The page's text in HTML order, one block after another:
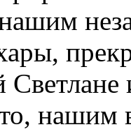
нашим
нашим